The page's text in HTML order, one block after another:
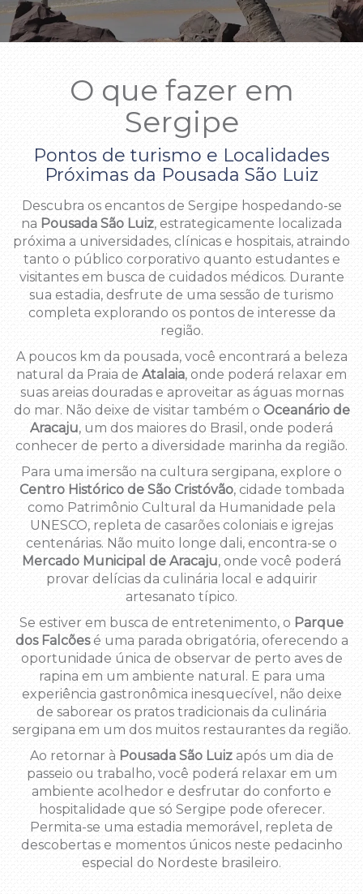
O que fazer em
Sergipe
Pontos de turismo e Localidades
Próximas da Pousada São Luiz
Descubra os encantos de Sergipe hospedando-se
na Pousada São Luiz, estrategicamente localizada
próxima a universidades, clínicas e hospitais, atraindo
tanto o público corporativo quanto estudantes e
visitantes em busca de cuidados médicos. Durante
sua estadia, desfrute de uma sessão de turismo
completa explorando os pontos de interesse da
região.
A poucos km da pousada, você encontrará a beleza
natural da Praia de Atalaia, onde poderá relaxar em
suas areias douradas e aproveitar as águas mornas
do mar. Não deixe de visitar também o Oceanário de
Aracaju, um dos maiores do Brasil, onde poderá
conhecer de perto a diversidade marinha da região.
Para uma imersão na cultura sergipana, explore o
Centro Histórico de São Cristóvão, cidade tombada
como Patrimônio Cultural da Humanidade pela
UNESCO, repleta de casarões coloniais e igrejas
centenárias. Não muito longe dali, encontra-se o
Mercado Municipal de Aracaju, onde você poderá
provar delícias da culinária local e adquirir
artesanato típico.
Se estiver em busca de entretenimento, o Parque
dos Falcõesé uma parada obrigatória, oferecendo a
oportunidade única de observar de perto aves de
rapina em um ambiente natural. E para uma
experiência gastronômica inesquecível, não deixe
de saborear os pratos tradicionais da culinária
sergipana em um dos muitos restaurantes da região.
Ao retornar à Pousada São Luizapós um dia de
passeio ou trabalho, você poderá relaxar em um
ambiente acolhedor e desfrutar do conforto e
hospitalidade que só Sergipe pode oferecer.
Permita-se uma estadia memorável, repleta de
descobertas e momentos únicos neste pedacinho
especial do Nordeste brasileiro.